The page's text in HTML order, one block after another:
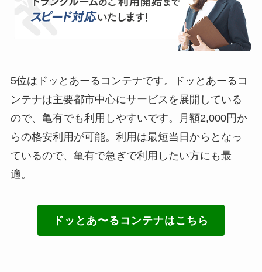
5位はドッとあーるコンテナです。ドッとあーるコ
ンテナは主要都市中心にサービスを展開している
ので、亀有でも利用しやすいです。月額2,000円か
らの格安利用が可能。利用は最短当日からとなっ
ているので、亀有で急ぎで利用したい方にも最
適。
ドッとあ〜るコンテナはこちら